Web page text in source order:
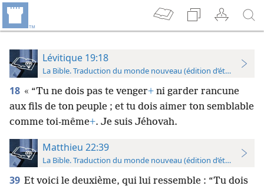
Lévitique 19:18
La Bible. Traduction du monde nouveau (édition d’étude)
18 « “Tu ne dois pas te venger+ ni garder rancune
aux fils de ton peuple ; et tu dois aimer ton semblable
comme toi-même+. Je suis Jéhovah.
Matthieu 22:39
La Bible. Traduction du monde nouveau (édition d’étude)
39 Et voici le deuxième, qui lui ressemble : “Tu dois